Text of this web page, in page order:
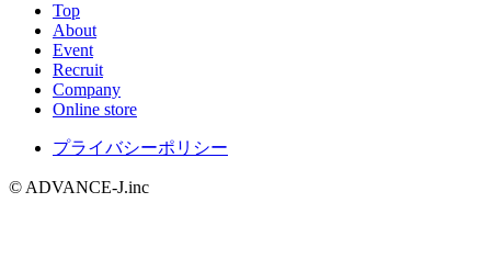
Top
About
Event
Recruit
Company
Online store
プライバシーポリシー
© ADVANCE-J.inc